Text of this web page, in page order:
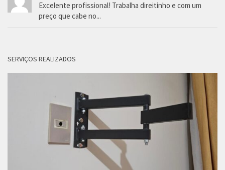
Excelente profissional! Trabalha direitinho e com um
preço que cabe no...
SERVIÇOS REALIZADOS